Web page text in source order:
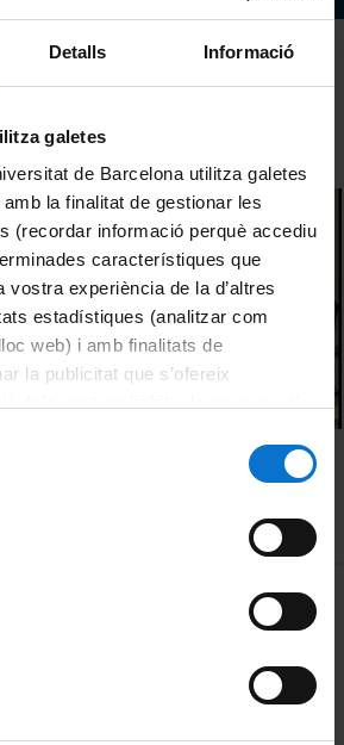
Detalls Informació
galetes
de Barcelona utilitza galetes
la finalitat de gestionar les
(recordar informació perquè accediu
característiques que
vostra experiència de la d’altres
estadístiques (analitzar com
web) i amb finalitats de
la publicitat que s’ofereix
de galetes del lloc web de la
CEHI
MENÚ PEU 1
Privadesa i termes